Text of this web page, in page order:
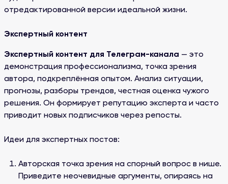
отредактированной версии идеальной жизни.
Экспертный контент
Экспертный контент для Телеграм-канала — это
демонстрация профессионализма, точка зрения
автора, подкреплённая опытом. Анализ ситуации,
прогнозы, разборы трендов, честная оценка чужого
решения. Он формирует репутацию эксперта и часто
приводит новых подписчиков через репосты.
Идеи для экспертных постов:
Авторская точка зрения на спорный вопрос в нише.
Приведите неочевидные аргументы, опираясь на